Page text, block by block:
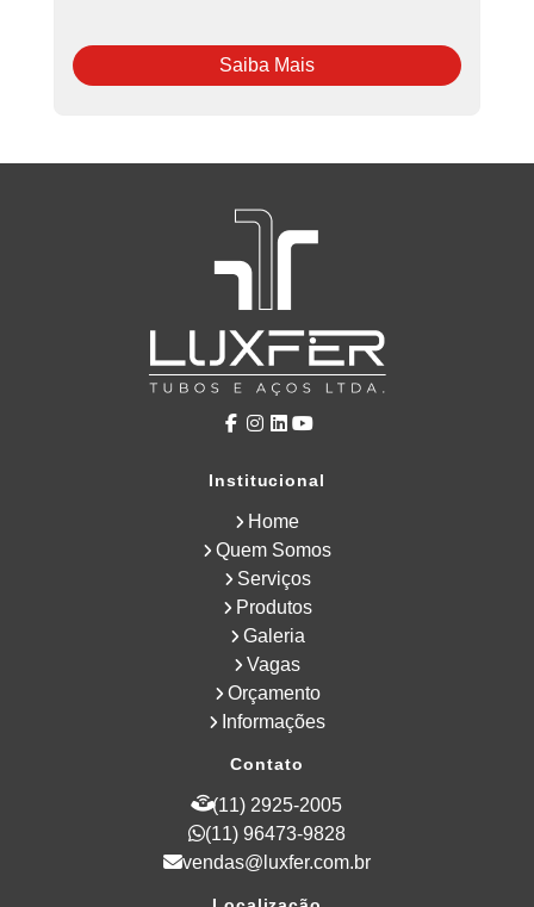
Saiba Mais
Institucional
Home
Quem Somos
Serviços
Produtos
Galeria
Vagas
Orçamento
Informações
Contato
(11) 2925-2005
(11) 96473-9828
vendas@luxfer.com.br